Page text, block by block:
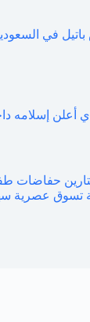
أعلن إسلامه
حفاضات
تسوق عصرية